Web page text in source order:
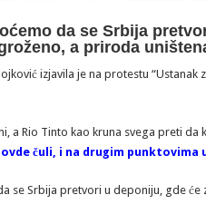
da se Srbija
a priroda
izjavila je na protestu
a Rio Tinto kao kruna svega preti
čuli, i na drugim punktovima
se Srbija pretvori u deponiju, gde